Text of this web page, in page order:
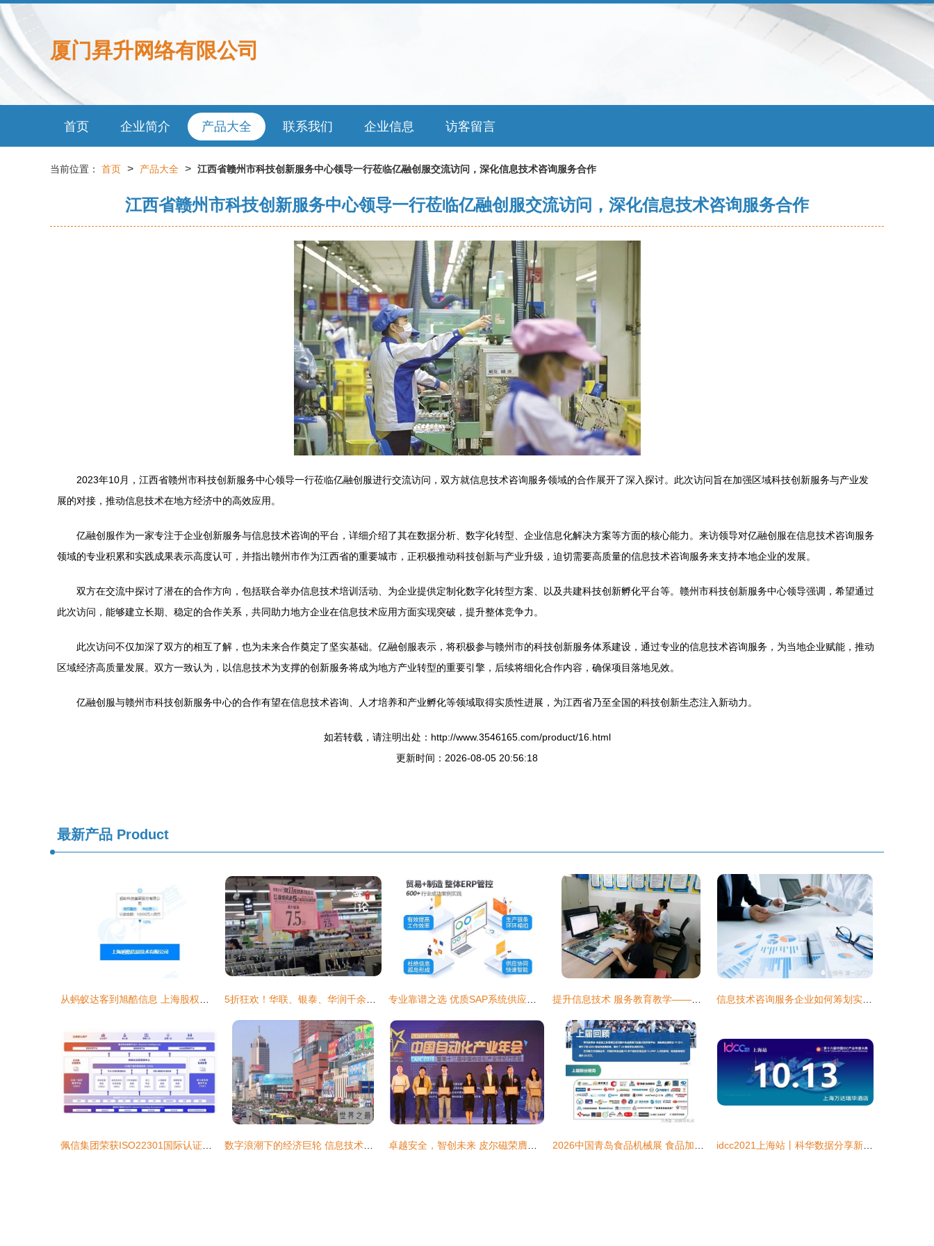
厦门昪升网络有限公司
首页 企业简介 产品大全 联系我们 企业信息 访客留言
当前位置： 首页 > 产品大全 > 江西省赣州市科技创新服务中心领导一行莅临亿融创服交流访问，深化信息技术咨询服务合作
江西省赣州市科技创新服务中心领导一行莅临亿融创服交流访问，深化信息技术咨询服务合作
2023年10月，江西省赣州市科技创新服务中心领导一行莅临亿融创服进行交流访问，双方就信息技术咨询服务领域的合作展开了深入探讨。此次访问旨在加强区域科技创新服务与产业发
展的对接，推动信息技术在地方经济中的高效应用。
亿融创服作为一家专注于企业创新服务与信息技术咨询的平台，详细介绍了其在数据分析、数字化转型、企业信息化解决方案等方面的核心能力。来访领导对亿融创服在信息技术咨询服务
领域的专业积累和实践成果表示高度认可，并指出赣州市作为江西省的重要城市，正积极推动科技创新与产业升级，迫切需要高质量的信息技术咨询服务来支持本地企业的发展。
双方在交流中探讨了潜在的合作方向，包括联合举办信息技术培训活动、为企业提供定制化数字化转型方案、以及共建科技创新孵化平台等。赣州市科技创新服务中心领导强调，希望通过
此次访问，能够建立长期、稳定的合作关系，共同助力地方企业在信息技术应用方面实现突破，提升整体竞争力。
此次访问不仅加深了双方的相互了解，也为未来合作奠定了坚实基础。亿融创服表示，将积极参与赣州市的科技创新服务体系建设，通过专业的信息技术咨询服务，为当地企业赋能，推动
区域经济高质量发展。双方一致认为，以信息技术为支撑的创新服务将成为地方产业转型的重要引擎，后续将细化合作内容，确保项目落地见效。
亿融创服与赣州市科技创新服务中心的合作有望在信息技术咨询、人才培养和产业孵化等领域取得实质性进展，为江西省乃至全国的科技创新生态注入新动力。
如若转载，请注明出处：http://www.3546165.com/product/16.html
更新时间：2026-08-05 20:56:18
最新产品 Product